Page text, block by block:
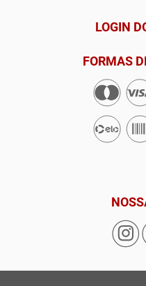
LOGIN
FORMAS